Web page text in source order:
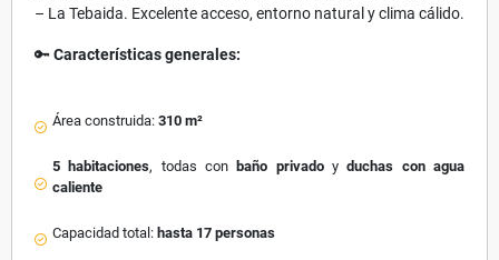
– La Tebaida. Excelente acceso, entorno natural y clima cálido.
🔑Características generales:
Área construida: 310 m²
5 habitaciones, todas con baño privadoyduchas con agua
caliente
Capacidad total: hasta 17 personas